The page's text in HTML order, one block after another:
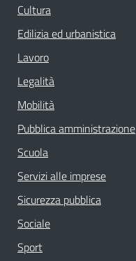
Cultura
Edilizia ed urbanistica
Lavoro
Legalità
Mobilità
Pubblica amministrazione
Scuola
Servizi alle imprese
Sicurezza pubblica
Sociale
Sport